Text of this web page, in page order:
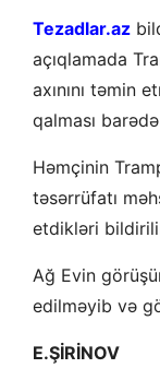
Tezadlar.az
açıqlamada
axınını təmin
qalması
Həmçinin
təsərrüfatı
etdikləri
Ağ Evin
edilməyib və
E.ŞİRİNOV